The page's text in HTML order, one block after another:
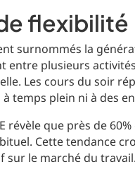
surnommés la
entre plusieurs
Les cours du soir
temps plein ni à des
révèle que près de
Cette tendance
le marché du travail.